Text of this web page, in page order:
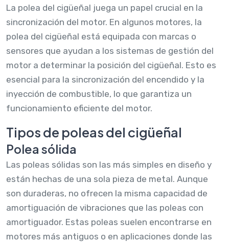
La polea del cigüeñal juega un papel crucial en la
sincronización del motor. En algunos motores, la
polea del cigüeñal está equipada con marcas o
sensores que ayudan a los sistemas de gestión del
motor a determinar la posición del cigüeñal. Esto es
esencial para la sincronización del encendido y la
inyección de combustible, lo que garantiza un
funcionamiento eficiente del motor.
Tipos de poleas del cigüeñal
Polea sólida
Las poleas sólidas son las más simples en diseño y
están hechas de una sola pieza de metal. Aunque
son duraderas, no ofrecen la misma capacidad de
amortiguación de vibraciones que las poleas con
amortiguador. Estas poleas suelen encontrarse en
motores más antiguos o en aplicaciones donde las